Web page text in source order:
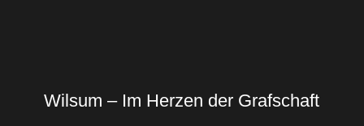
Wilsum – Im Herzen der Grafschaft